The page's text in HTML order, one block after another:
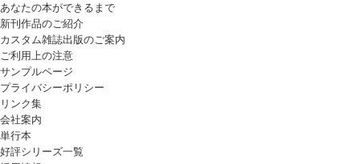
あなたの本ができるまで
新刊作品のご紹介
カスタム雑誌出版のご案内
ご利用上の注意
サンプルページ
プライバシーポリシー
リンク集
会社案内
単行本
好評シリーズ一覧